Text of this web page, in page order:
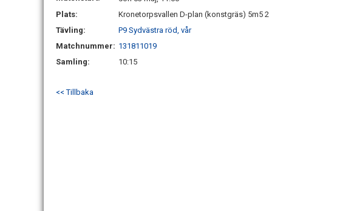
Plats:
Kronetorpsvallen D-plan (konstgräs) 5m5 2
Tävling:
P9 Sydvästra röd, vår
Matchnummer: 131811019
Samling:
10:15
<< Tillbaka